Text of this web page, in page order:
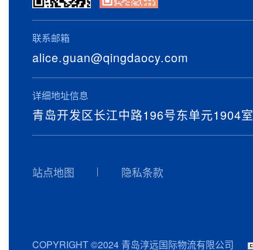
联系邮箱
alice.guan@qingdaocy.com
详细地址信息
青岛开发区长江中路196号东单元1904室
站点地图 隐私条款
COPYRIGHT ©2024 青岛淳远国际物流有限公司